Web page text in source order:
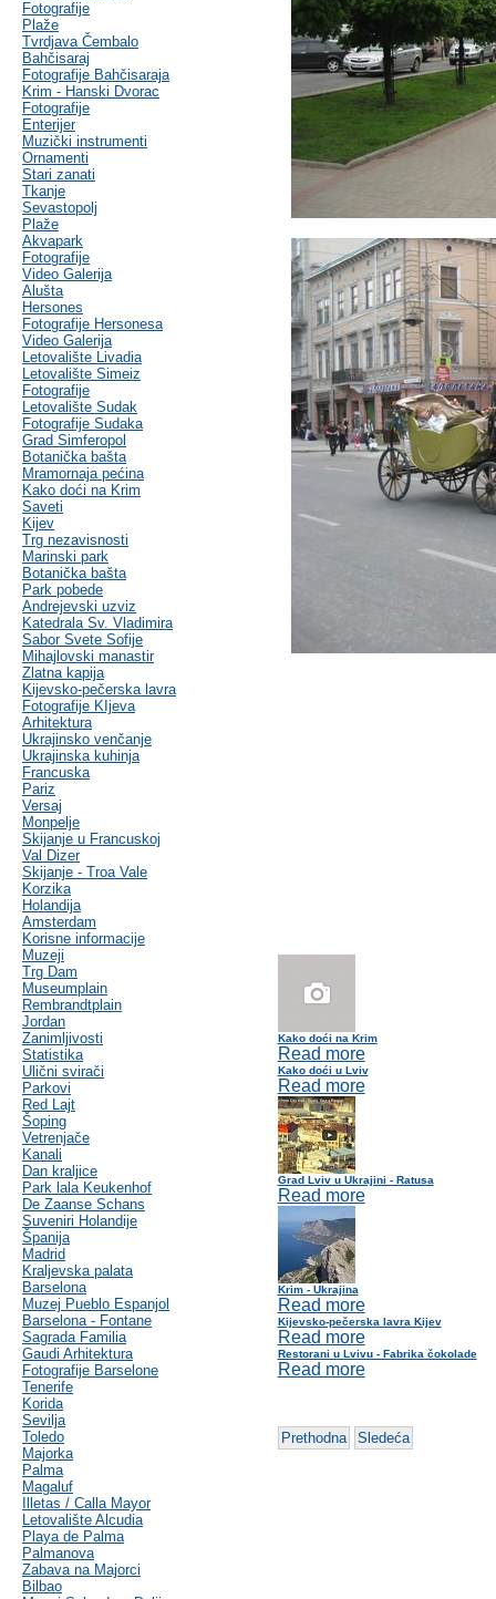
Fotografije
Plaže
Tvrdjava Čembalo
Bahčisaraj
Fotografije Bahčisaraja
Krim - Hanski Dvorac
Fotografije
Enterijer
Muzički instrumenti
Ornamenti
Stari zanati
Tkanje
Sevastopolj
Plaže
Akvapark
Fotografije
Video Galerija
Alušta
Hersones
Fotografije Hersonesa
Video Galerija
Letovalište Livadia
Letovalište Simeiz
Fotografije
Letovalište Sudak
Fotografije Sudaka
Grad Simferopol
Botanička bašta
Mramornaja pećina
Kako doći na Krim
Saveti
Kijev
Trg nezavisnosti
Marinski park
Botanička bašta
Park pobede
Andrejevski uzviz
Katedrala Sv. Vladimira
Sabor Svete Sofije
Mihajlovski manastir
Zlatna kapija
Kijevsko-pečerska lavra
Fotografije KIjeva
Arhitektura
Ukrajinsko venčanje
Ukrajinska kuhinja
Francuska
Pariz
Versaj
Monpelje
Skijanje u Francuskoj
Val Dizer
Skijanje - Troa Vale
Korzika
Holandija
Amsterdam
Korisne informacije
Muzeji
Trg Dam
Museumplain
Rembrandtplain
Jordan
Zanimljivosti
Statistika
Ulični svirači
Parkovi
Red Lajt
Šoping
Vetrenjače
Kanali
Dan kraljice
Park lala Keukenhof
De Zaanse Schans
Suveniri Holandije
Španija
Madrid
Kraljevska palata
Barselona
Muzej Pueblo Espanjol
Barselona - Fontane
Sagrada Familia
Gaudi Arhitektura
Fotografije Barselone
Tenerife
Korida
Sevilja
Toledo
Majorka
Palma
Magaluf
Illetas / Calla Mayor
Letovalište Alcudia
Playa de Palma
Palmanova
Zabava na Majorci
Bilbao
Kako doći na Krim
Read more
Kako doći u Lviv
Read more
Grad Lviv u Ukrajini - Ratusa
Read more
Krim - Ukrajina
Read more
Kijevsko-pečerska lavra Kijev
Read more
Restorani u Lvivu - Fabrika čokolade
Read more
Prethodna Sledeća